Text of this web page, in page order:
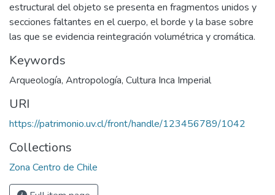
estructural del objeto se presenta en fragmentos unidos y
secciones faltantes en el cuerpo, el borde y la base sobre
las que se evidencia reintegración volumétrica y cromática.
Keywords
Arqueología, Antropología, Cultura Inca Imperial
URI
https://patrimonio.uv.cl/front/handle/123456789/1042
Collections
Zona Centro de Chile